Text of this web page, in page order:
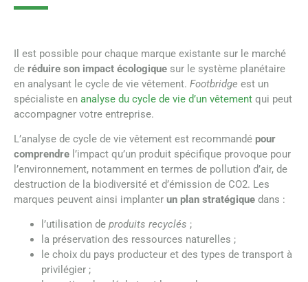
Il est possible pour chaque marque existante sur le marché
de réduire son impact écologique sur le système planétaire
en analysant le cycle de vie vêtement. Footbridge est un
spécialiste en analyse du cycle de vie d’un vêtement qui peut
accompagner votre entreprise.
L’analyse de cycle de vie vêtement est recommandé pour
comprendre l’impact qu’un produit spécifique provoque pour
l’environnement, notamment en termes de pollution d’air, de
destruction de la biodiversité et d’émission de CO2. Les
marques peuvent ainsi implanter un plan stratégique dans :
l’utilisation de produits recyclés ;
la préservation des ressources naturelles ;
le choix du pays producteur et des types de transport à
privilégier ;